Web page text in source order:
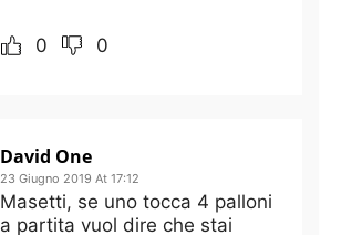
0 0
David One
23 Giugno 2019 At 17:12
Masetti, se uno tocca 4 palloni
a partita vuol dire che stai